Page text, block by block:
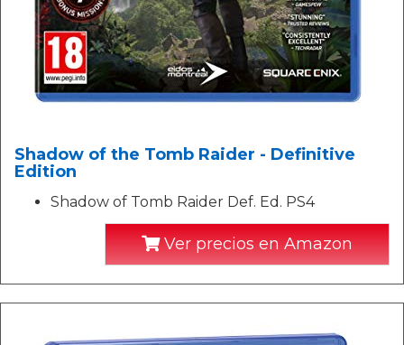
Shadow of the Tomb Raider - Definitive
Edition
Shadow of Tomb Raider Def. Ed. PS4
Ver precios en Amazon